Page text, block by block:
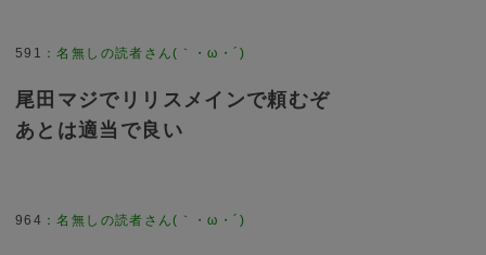
591 ：名無しの読者さん(｀・ω・´)
尾田マジでリリスメインで頼むぞ
あとは適当で良い
964 ：名無しの読者さん(｀・ω・´)